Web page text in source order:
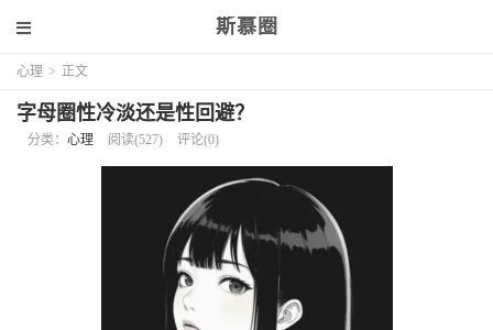
斯慕圈
心理 > 正文
字母圈性冷淡还是性回避？
分类： 心理 阅读(527) 评论(0)